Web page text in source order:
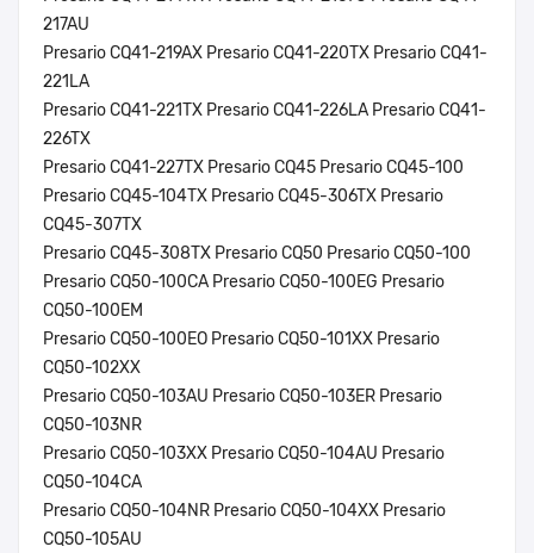
217AU
Presario CQ41-219AX Presario CQ41-220TX Presario CQ41-
221LA
Presario CQ41-221TX Presario CQ41-226LA Presario CQ41-
226TX
Presario CQ41-227TX Presario CQ45 Presario CQ45-100
Presario CQ45-104TX Presario CQ45-306TX Presario
CQ45-307TX
Presario CQ45-308TX Presario CQ50 Presario CQ50-100
Presario CQ50-100CA Presario CQ50-100EG Presario
CQ50-100EM
Presario CQ50-100EO Presario CQ50-101XX Presario
CQ50-102XX
Presario CQ50-103AU Presario CQ50-103ER Presario
CQ50-103NR
Presario CQ50-103XX Presario CQ50-104AU Presario
CQ50-104CA
Presario CQ50-104NR Presario CQ50-104XX Presario
CQ50-105AU